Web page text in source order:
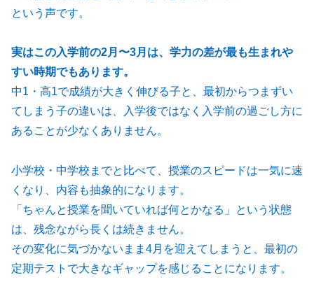
という声です。
実はこの入学前の2月〜3月は、学力の差が最も生まれや
すい時期でもあります。
中1・高1で成績が大きく伸びる子と、最初からつまずい
てしまう子の違いは、入学後ではなく入学前の過ごし方に
あることが少なくありません。
小学校・中学校までと比べて、授業のスピードは一気に速
くなり、内容も抽象的になります。
「ちゃんと授業を聞いていれば何とかなる」という状態
は、残念ながら長くは続きません。
その変化に気づかないまま4月を迎えてしまうと、最初の
定期テストで大きなギャップを感じることになります。